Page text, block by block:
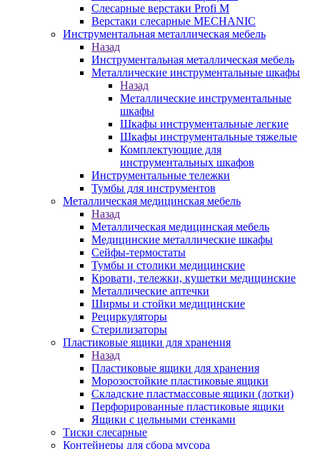
Слесарные верстаки Profi M
Верстаки слесарные MECHANIC
Инструментальная металлическая мебель
Назад
Инструментальная металлическая мебель
Металлические инструментальные шкафы
Назад
Металлические инструментальные
шкафы
Шкафы инструментальные легкие
Шкафы инструментальные тяжелые
Комплектующие для
инструментальных шкафов
Инструментальные тележки
Тумбы для инструментов
Металлическая медицинская мебель
Назад
Металлическая медицинская мебель
Медицинские металлические шкафы
Сейфы-термостаты
Тумбы и столики медицинские
Кровати, тележки, кушетки медицинские
Металлические аптечки
Ширмы и стойки медицинские
Рециркуляторы
Стерилизаторы
Пластиковые ящики для хранения
Назад
Пластиковые ящики для хранения
Морозостойкие пластиковые ящики
Складские пластмассовые ящики (лотки)
Перфорированные пластиковые ящики
Ящики с цельными стенками
Тиски слесарные
Контейнеры для сбора мусора